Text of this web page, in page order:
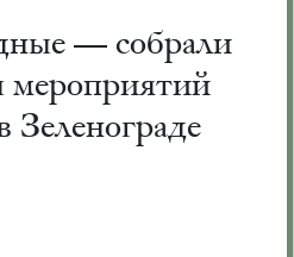
— собрали
мероприятий
Зеленограде